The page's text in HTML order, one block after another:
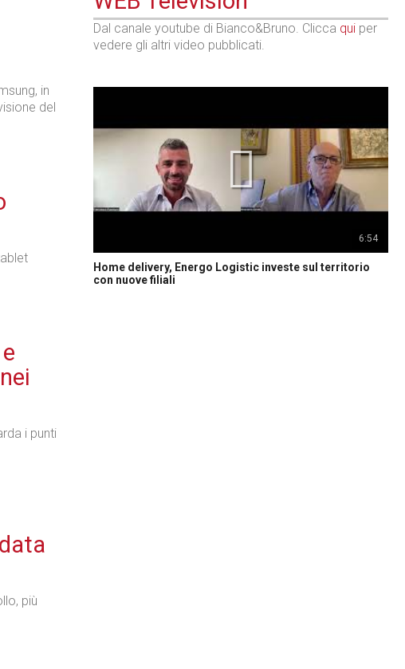
in
del
i punti
più
Dal canale youtube di Bianco&Bruno. Clicca qui per
vedere gli altri video pubblicati.
6:54
Home delivery, Energo Logistic investe sul territorio
con nuove filiali